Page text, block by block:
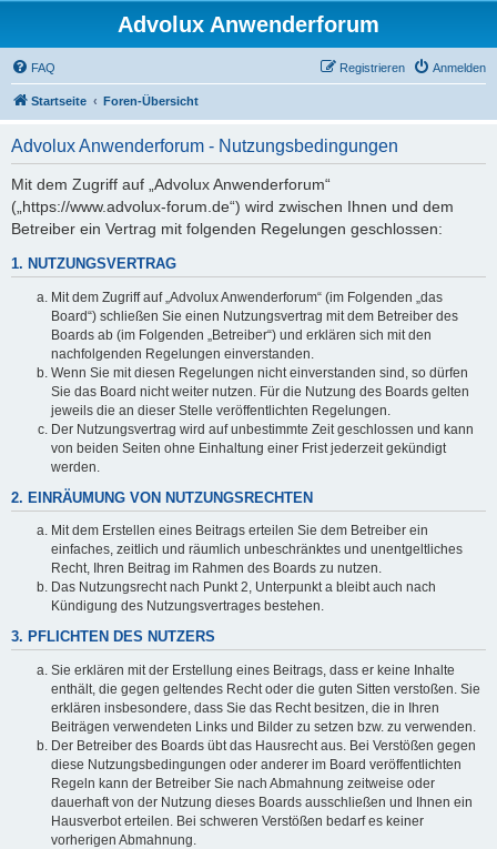
Advolux Anwenderforum
FAQ Anmelden
Registrieren
Startseite Foren-Übersicht
Advolux Anwenderforum - Nutzungsbedingungen
Mit dem Zugriff auf „Advolux Anwenderforum“
(„https://www.advolux-forum.de“) wird zwischen Ihnen und dem
Betreiber ein Vertrag mit folgenden Regelungen geschlossen:
1. NUTZUNGSVERTRAG
Mit dem Zugriff auf „Advolux Anwenderforum“ (im Folgenden „das
Board“) schließen Sie einen Nutzungsvertrag mit dem Betreiber des
Boards ab (im Folgenden „Betreiber“) und erklären sich mit den
nachfolgenden Regelungen einverstanden.
Wenn Sie mit diesen Regelungen nicht einverstanden sind, so dürfen
Sie das Board nicht weiter nutzen. Für die Nutzung des Boards gelten
jeweils die an dieser Stelle veröffentlichten Regelungen.
Der Nutzungsvertrag wird auf unbestimmte Zeit geschlossen und kann
von beiden Seiten ohne Einhaltung einer Frist jederzeit gekündigt
werden.
2. EINRÄUMUNG VON NUTZUNGSRECHTEN
Mit dem Erstellen eines Beitrags erteilen Sie dem Betreiber ein
einfaches, zeitlich und räumlich unbeschränktes und unentgeltliches
Recht, Ihren Beitrag im Rahmen des Boards zu nutzen.
Das Nutzungsrecht nach Punkt 2, Unterpunkt a bleibt auch nach
Kündigung des Nutzungsvertrages bestehen.
3. PFLICHTEN DES NUTZERS
Sie erklären mit der Erstellung eines Beitrags, dass er keine Inhalte
enthält, die gegen geltendes Recht oder die guten Sitten verstoßen. Sie
erklären insbesondere, dass Sie das Recht besitzen, die in Ihren
Beiträgen verwendeten Links und Bilder zu setzen bzw. zu verwenden.
Der Betreiber des Boards übt das Hausrecht aus. Bei Verstößen gegen
diese Nutzungsbedingungen oder anderer im Board veröffentlichten
Regeln kann der Betreiber Sie nach Abmahnung zeitweise oder
dauerhaft von der Nutzung dieses Boards ausschließen und Ihnen ein
Hausverbot erteilen. Bei schweren Verstößen bedarf es keiner
vorherigen Abmahnung.